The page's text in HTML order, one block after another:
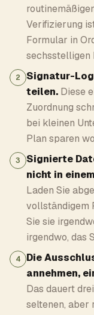
Verifizierung
Formular in
sechsstelligen
2
Signatur-
teilen. Diese
Zuordnung
bei kleinen
Plan sparen
3
Signierte
nicht in
Laden Sie
vollständigem
Sie sie
irgendwo, das
4
Die
annehmen,
Das dauert
seltenen, aber